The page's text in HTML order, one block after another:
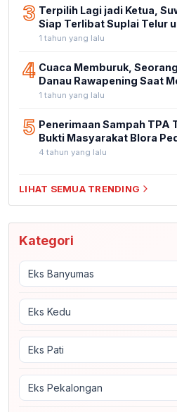
3 Terpilih Lagi jadi Ketua,
Siap Terlibat Suplai Telur
1 tahun yang lalu
4 Cuaca Memburuk,
Danau Rawapening Saat
1 tahun yang lalu
5 Penerimaan Sampah TPA
Bukti Masyarakat Blora
4 tahun yang lalu
LIHAT SEMUA TRENDING
Kategori
Eks Banyumas
Eks Kedu
Eks Pati
Eks Pekalongan